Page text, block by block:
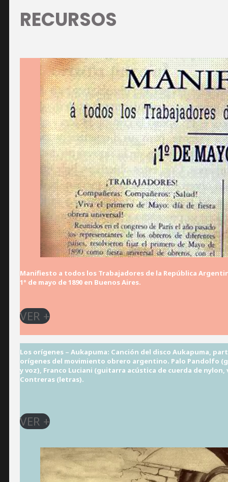
RECURSOS
Manifiesto a todos los Trabajadores de la República
1° de mayo de 1890 en Buenos Aires.
VER +
Los orígenes – Aukapuma: Canción del disco Aukapuma,
orígenes del movimiento obrero argentino. Palo Pandolfo
y voz), Franco Luciani (guitarra acústica de cuerda de
Contreras (letras).
VER +